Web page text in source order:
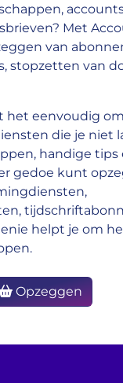
Met
van
stopzetten van
het eenvoudig
die je niet
handige tips
gedoe kunt
helpt je om
Opzeggen